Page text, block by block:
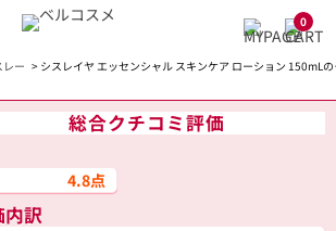
0
レー > シスレイヤ エッセンシャル スキンケア ローション 150mL
総合クチコミ評価
4.8点
内訳